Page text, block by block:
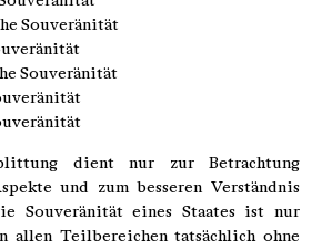
Souveränität
Souveränität
dient nur zur Betrachtung
und zum besseren Verständnis
Souveränität eines Staates ist nur
allen Teilbereichen tatsächlich ohne